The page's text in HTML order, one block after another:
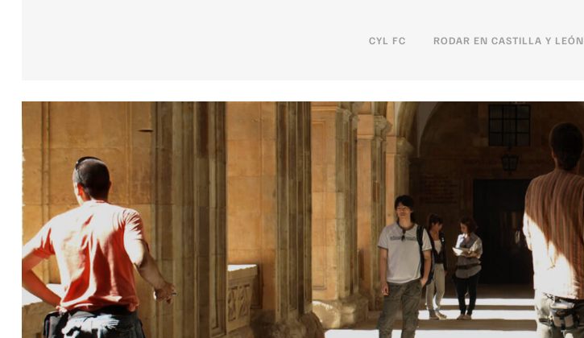
CYL FC RODAR EN CASTILLA Y LEÓN